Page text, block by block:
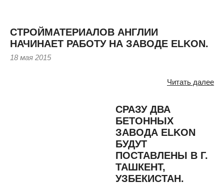
СТРОЙМАТЕРИАЛОВ АНГЛИИ
НАЧИНАЕТ РАБОТУ НА ЗАВОДЕ ELKON.
18 мая 2015
Читать далее
СРАЗУ ДВА
БЕТОННЫХ
ЗАВОДА ELKON
БУДУТ
ПОСТАВЛЕНЫ В Г.
ТАШКЕНТ,
УЗБЕКИСТАН.